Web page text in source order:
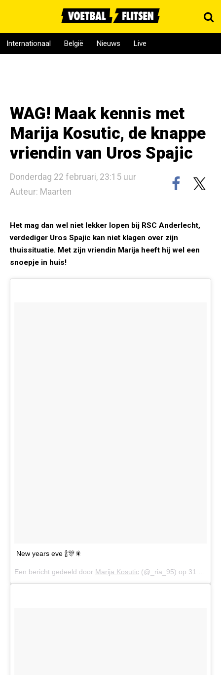
Internationaal België Nieuws Live
WAG! Maak kennis met
Marija Kosutic, de knappe
vriendin van Uros Spajic
Donderdag 22 februari, 23:15 uur
Auteur: Maarten
Het mag dan wel niet lekker lopen bij RSC Anderlecht,
verdediger Uros Spajic kan niet klagen over zijn
thuissituatie. Met zijn vriendin Marija heeft hij wel een
snoepje in huis!
New years eve 🍾🎊🎇
Een bericht gedeeld door Marija Kosutic (@_ria_95) op 31 Dec 2017 om 12:01 (PST)